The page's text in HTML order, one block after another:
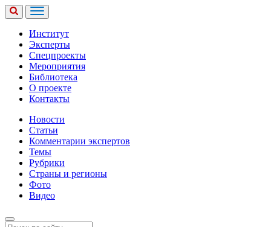
Институт
Эксперты
Спецпроекты
Мероприятия
Библиотека
О проекте
Контакты
Новости
Статьи
Комментарии экспертов
Темы
Рубрики
Страны и регионы
Фото
Видео